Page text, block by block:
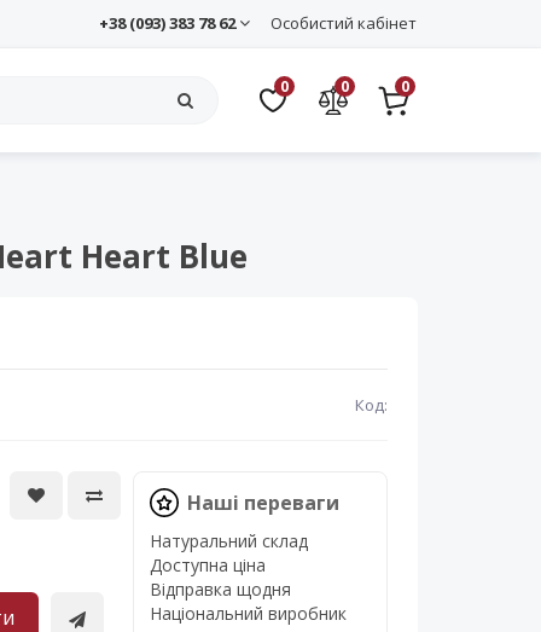
Особистий кабінет
+38 (093) 383 78 62
0 0 0
Heart Blue
Код:
Наші переваги
Натуральний склад
Доступна ціна
Відправка щодня
Національний виробник